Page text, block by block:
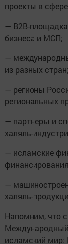
проекты в
— B2B-площадка
бизнеса и МСП;
—
из разных стран;
— регионы
региональных
— партнеры и
халяль-
— исламские
—
халяль-
Напомним, что
исламский мир: